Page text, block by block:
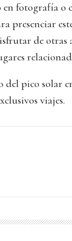
fotografía o
presenciar
de
pico solar
viajes.